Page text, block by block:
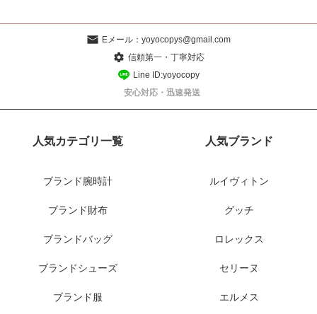
Eメール： yoyocopys@gmail.com
信頼第一・丁寧対応
Line ID:yoyocopy
安心対応・迅速発送
人気カテゴリ一覧
ブランド腕時計
ブランド財布
ブランドバッグ
ブランドシューズ
ブランド服
人気ブランド
ルイヴィトン
グッチ
ロレックス
セリーヌ
エルメス